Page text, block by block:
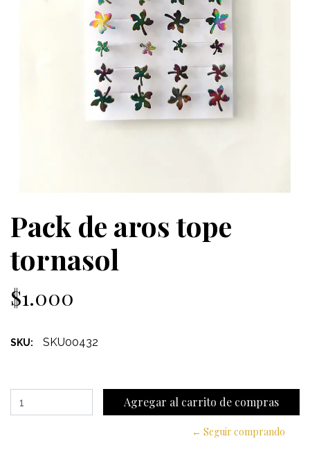
Pack de aros tope
tornasol
$1.000
SKU: SKU00432
← Seguir comprando